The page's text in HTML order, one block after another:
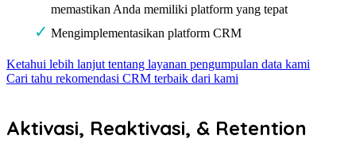
memastikan Anda memiliki platform yang tepat
Mengimplementasikan platform CRM
Ketahui lebih lanjut tentang layanan pengumpulan data kami
Cari tahu rekomendasi CRM terbaik dari kami
Aktivasi, Reaktivasi, & Retention